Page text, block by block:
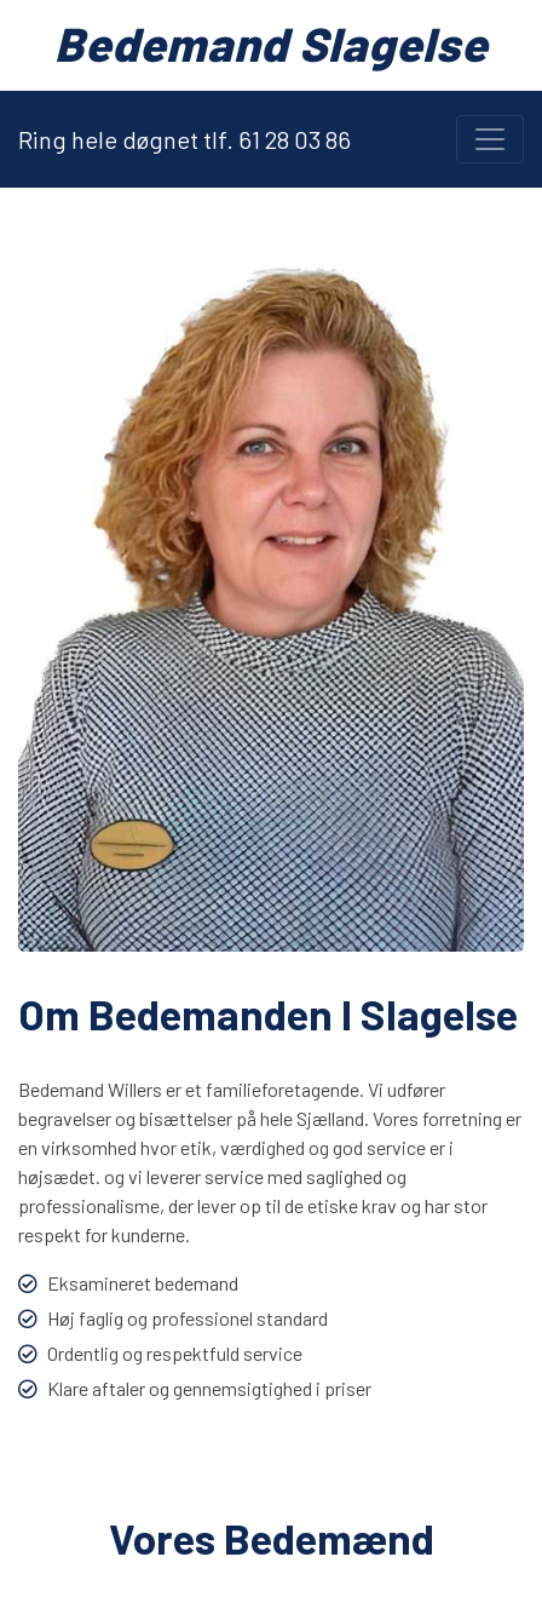
Bedemand Slagelse
Ring hele døgnet tlf. 61 28 03 86
Om Bedemanden I Slagelse
Bedemand Willers er et familieforetagende. Vi udfører
begravelser og bisættelser på hele Sjælland. Vores forretning er
en virksomhed hvor etik, værdighed og god service er i
højsædet. og vi leverer service med saglighed og
professionalisme, der lever op til de etiske krav og har stor
respekt for kunderne.
Eksamineret bedemand
Høj faglig og professionel standard
Ordentlig og respektfuld service
Klare aftaler og gennemsigtighed i priser
Vores Bedemænd